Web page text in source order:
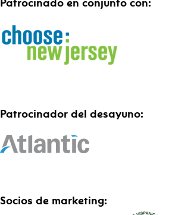
Patrocinado en conjunto con:
Patrocinador del desayuno:
Socios de marketing: